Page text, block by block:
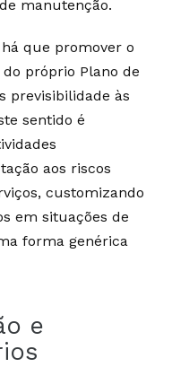
manutenção.
que promover o
próprio Plano de
previsibilidade às
sentido é
aos riscos
customizando
em situações de
forma genérica
e